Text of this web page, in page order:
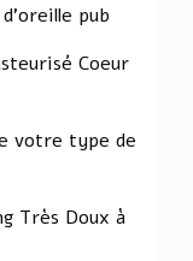
pub
Coeur
votre type de
Très Doux à